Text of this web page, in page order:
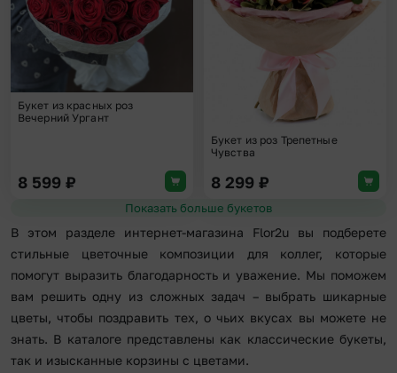
Букет из красных роз
Вечерний Ургант
8 599 ₽
Букет из роз Трепетные
Чувства
8 299 ₽
Показать больше букетов
В этом разделе интернет-магазина Flor2u вы подберете
стильные цветочные композиции для коллег, которые
помогут выразить благодарность и уважение. Мы поможем
вам решить одну из сложных задач – выбрать шикарные
цветы, чтобы поздравить тех, о чьих вкусах вы можете не
знать. В каталоге представлены как классические букеты,
так и изысканные корзины с цветами.